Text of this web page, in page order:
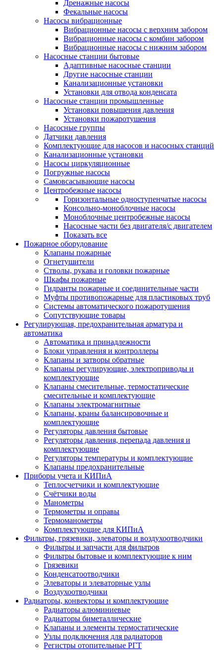
Дренажные насосы
Фекальные насосы
Насосы вибрационные
Вибрационные насосы с верхним забором
Вибрационные насосы с комбин забором
Вибрационные насосы с нижним забором
Насосные станции бытовые
Адаптивные насосные станции
Другие насосные станции
Канализационные установки
Установки для отвода конденсата
Насосные станции промышленные
Установки повышения давления
Установки пожаротушения
Насосные группы
Датчики давления
Комплектующие для насосов и насосных станций
Канализационные установки
Насосы циркуляционные
Погружные насосы
Самовсасывающие насосы
Центробежные насосы
Горизонтальные одноступенчатые насосы
Консольно-моноблочные насосы
Моноблочные центробежные насосы
Насосные части без двигателя/с двигателем
Показать все
Пожарное оборудование
Клапаны пожарные
Огнетушители
Стволы, рукава и головки пожарные
Шкафы пожарные
Гидранты пожарные и соединительные части
Муфты противопожарные для пластиковых труб
Системы автоматического пожаротушения
Сопутствующие товары
Регулирующая, предохранительная арматура и
автоматика
Автоматика и принадлежности
Блоки управления и контроллеры
Клапаны и затворы обратные
Клапаны регулирующие, электроприводы и
комплектующие
Клапаны смесительные, термостатические
смесительные и комплектующие
Клапаны электромагнитные
Клапаны, краны балансировочные и
комплектующие
Регуляторы давления бытовые
Регуляторы давления, перепада давления и
комплектующие
Регуляторы температуры и комплектующие
Клапаны предохранительные
Приборы учета и КИПиА
Теплосчетчики и комплектующие
Счётчики воды
Манометры
Термометры и оправы
Термоманометры
Комплектующие для КИПиА
Фильтры, грязевики, элеваторы и воздухоотводчики
Фильтры и запчасти для фильтров
Фильтры бытовые и комплектующие к ним
Грязевики
Конденсатоотводчики
Элеваторы и элеваторные узлы
Воздухоотводчики
Радиаторы, конвекторы и комплектующие
Радиаторы алюминиевые
Радиаторы биметаллические
Клапаны и элементы термостатические
Узлы подключения для радиаторов
Регистры отопительные РГТ